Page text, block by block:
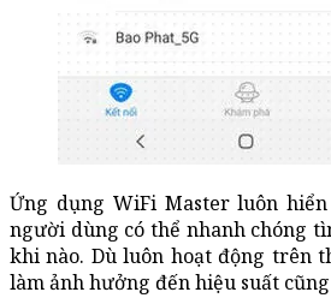
Ứng dụng WiFi Master luôn
người dùng có thể nhanh chóng
khi nào. Dù luôn hoạt động trên
làm ảnh hưởng đến hiệu suất